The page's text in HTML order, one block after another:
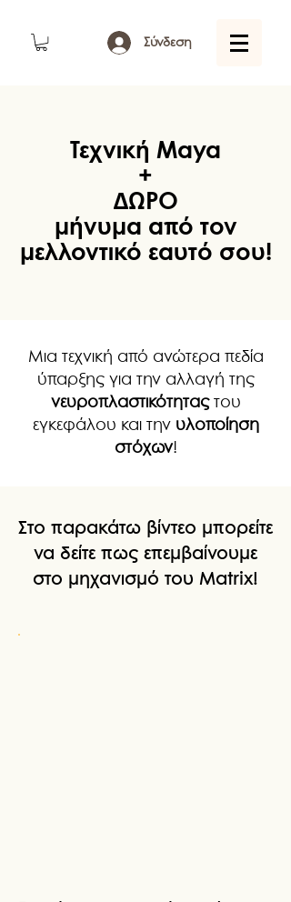
Σύνδεση
Τεχνική Maya
+
ΔΩΡΟ
μήνυμα από τον
μελλοντικό εαυτό σου!
Μια τεχνική από ανώτερα πεδία
ύπαρξης για την αλλαγή της
νευροπλαστικότηταςτου
εγκεφάλου και την υλοποίηση
στόχων!
Στο παρακάτω βίντεο μπορείτε
να δείτε πως επεμβαίνουμε
στο μηχανισμό του Matrix!